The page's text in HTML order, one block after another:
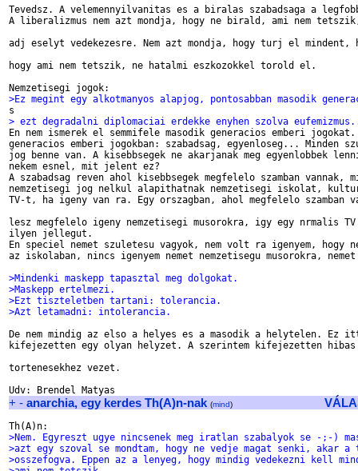
Tevedsz. A velemennyilvanitas es a biralas szabadsaga a
A liberalizmus nem azt mondja, hogy ne birald, ami nem
adj eselyt vedekezesre. Nem azt mondja, hogy turj el mindent,
hogy ami nem tetszik, ne hatalmi eszkozokkel torold el.
>Ez megint egy alkotmanyos alapjog, pontosabban masodik
> ezt degradalni diplomaciai erdekke enyhen szolva
En nem ismerek el semmifele masodik generacios emberi
generacios emberi jogokban: szabadsag, egyenloseg... Minden
jog benne van. A kisebbsegek ne akarjanak meg egyenlobbek
nekem esnel, mit jelent ez?
A szabadsag reven ahol kisebbsegek megfelelo szamban vannak,
nemzetisegi jog nelkul alapithatnak nemzetisegi iskolat,
TV-t, ha igeny van ra. Egy orszagban, ahol megfelelo szamban
lesz megfelelo igeny nemzetisegi musorokra, igy egy nrmalis
ilyen jellegut.
En speciel nemet szuletesu vagyok, nem volt ra igenyem, hogy
az iskolaban, nincs igenyem nemet nemzetisegu musorokra,
>Mindenki maskepp tapasztal meg dolgokat.
>Maskepp ertelmezi.
>Ezt tiszteletben tartani: tolerancia.
>Azt letamadni: intolerancia.
De nem mindig az elso a helyes es a masodik a helytelen. Ez
kifejezetten egy olyan helyzet. A szerintem kifejezetten hibas
tortenesekhez vezet.
+ - anarchia, egy kerdes Th(A)n-nak (mind)
>Nem. Egyreszt ugye nincsenek meg iratlan szabalyok se -;-)
>azt egy szoval se mondtam, hogy ne vedje magat senki, akar a
>osszefogva. Eppen az a lenyeg, hogy mindig vedekezni kell